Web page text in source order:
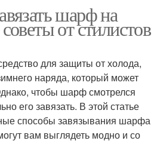
шарф на
от стилистов
для защиты от холода,
наряда, который может
чтобы шарф смотрелся
его завязать. В этой статье
способы завязывания шарфа
вам выглядеть модно и со